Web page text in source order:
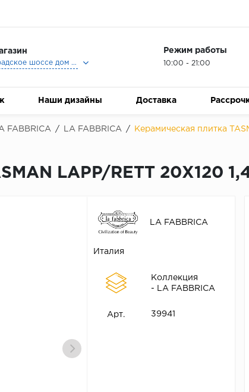
Москва, Ленинградское шоссе дом 25, Торговый Центр Family Room, 2-ой этаж, Магазин Керамический Бум.
Режим работы
10:00 - 21:00
Наши дизайны Доставка
FABBRICA / LA FABBRICA / Керамическая плитка
LAPP/RETT 20X120
LA FABBRICA
Италия
Коллекция
- LA FABBRICA
Арт. 39941